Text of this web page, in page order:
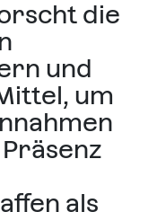
die
und
um
als